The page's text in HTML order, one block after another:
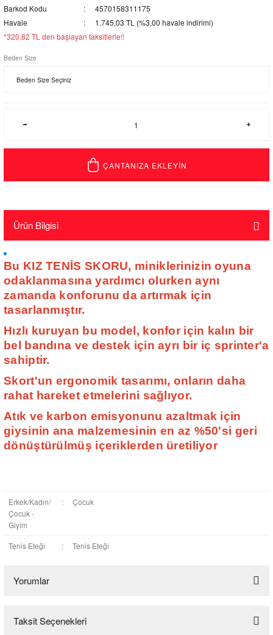
Barkod Kodu
4570158311175
Havale
1.745,03 TL (%3,00 havale indirimi)
*320,82 TL den başlayan taksitlerle!!
Beden Size
ÇANTANIZA EKLEYİN
Ürün Bilgisi
Bu KIZ TENİS SKORU, miniklerinizin oyuna
odaklanmasına yardımcı olurken aynı
zamanda konforunu da artırmak için
tasarlanmıştır.
Hızlı kuruyan bu model, konfor için kalın bir
bel bandına ve destek için ayrı bir iç sprinter'a
sahiptir.
Skort'un ergonomik tasarımı, onların daha
rahat hareket etmelerini sağlıyor.
Atık ve karbon emisyonunu azaltmak için
giysinin ana malzemesinin en az %50'si geri
dönüştürülmüş içeriklerden üretiliyor
Erkek/Kadın/
Çocuk -
Giyim
: Çocuk
Tenis Eteği : Tenis Eteği
Yorumlar
Bu ürüne ilk yorumu siz yapın!
Taksit Seçenekleri